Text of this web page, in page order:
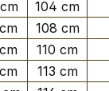
104 cm
108 cm
110 cm
113 cm